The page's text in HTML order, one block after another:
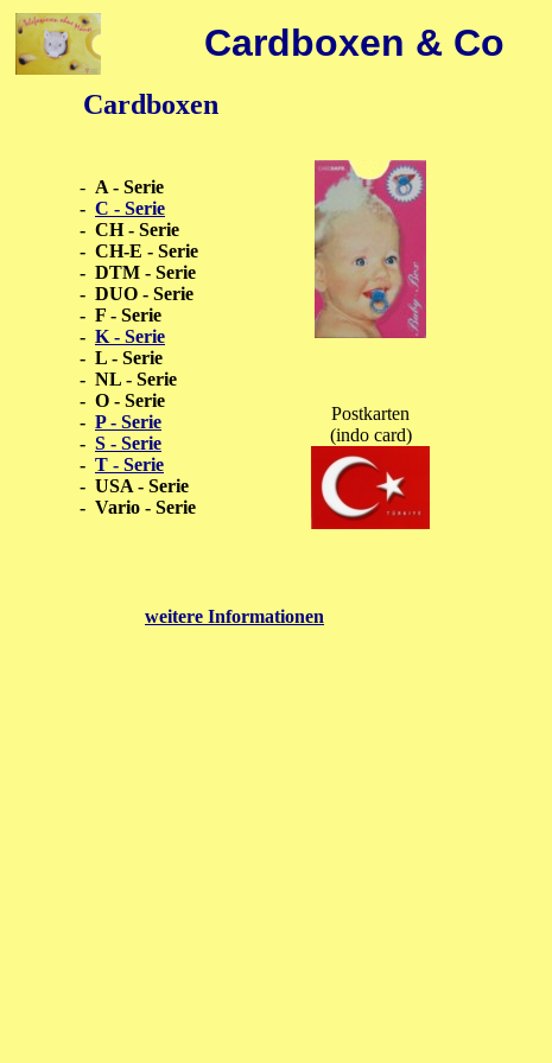
Cardboxen & Co
Cardboxen
- A - Serie
- C - Serie
- CH - Serie
- CH-E - Serie
- DTM - Serie
- DUO - Serie
- F - Serie
- K - Serie
- L - Serie
- NL - Serie
- O - Serie
- P- Serie
- S - Serie
- T - Serie
- USA - Serie
- Vario - Serie
Postkarten
(indo card)
weitere Informationen